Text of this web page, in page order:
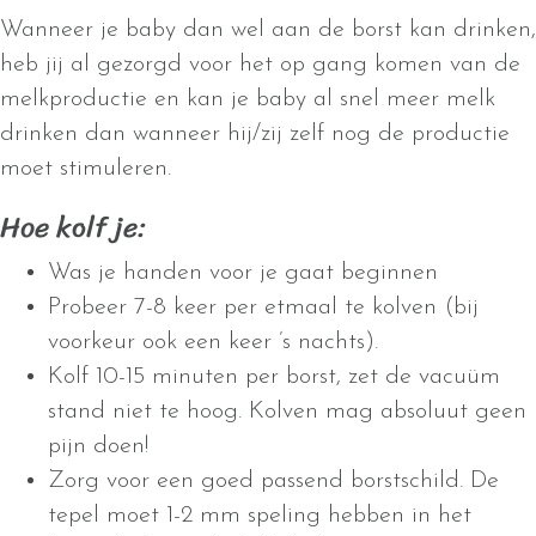
Wanneer je baby dan wel aan de borst kan drinken,
heb jij al gezorgd voor het op gang komen van de
melkproductie en kan je baby al snel meer melk
drinken dan wanneer hij/zij zelf nog de productie
moet stimuleren.
Hoe kolf je:
Was je handen voor je gaat beginnen
Probeer 7-8 keer per etmaal te kolven (bij
voorkeur ook een keer ’s nachts).
Kolf 10-15 minuten per borst, zet de vacuüm
stand niet te hoog. Kolven mag absoluut geen
pijn doen!
Zorg voor een goed passend borstschild. De
tepel moet 1-2 mm speling hebben in het